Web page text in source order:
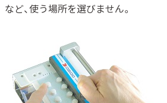
など、使う場所を選びません。